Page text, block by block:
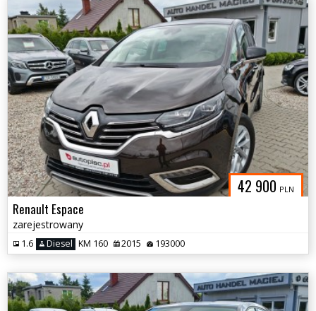
42 900 PLN
Renault Espace
zarejestrowany
1.6 Diesel KM 160 2015 193000